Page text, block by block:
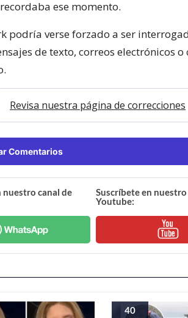
ese momento.
podría verse forzado a ser
de texto, correos electrónicos o
Revisa nuestra página de correcciones
Comentarios
nuestro canal de
Suscríbete en nuestro
Youtube:
40